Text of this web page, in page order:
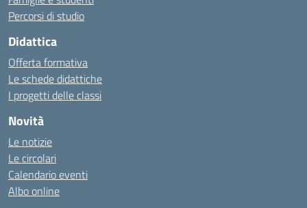
Percorsi di studio
Didattica
Offerta formativa
Le schede didattiche
I progetti delle classi
Novità
Le notizie
Le circolari
Calendario eventi
Albo online